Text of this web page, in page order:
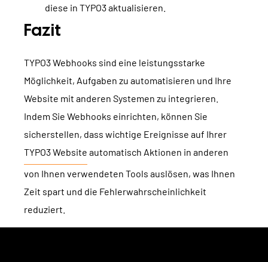
diese in TYPO3 aktualisieren.
Fazit
TYPO3 Webhooks sind eine leistungsstarke
Möglichkeit, Aufgaben zu automatisieren und Ihre
Website mit anderen Systemen zu integrieren.
Indem Sie Webhooks einrichten, können Sie
sicherstellen, dass wichtige Ereignisse auf Ihrer
TYPO3 Website automatisch Aktionen in anderen
von Ihnen verwendeten Tools auslösen, was Ihnen
Zeit spart und die Fehlerwahrscheinlichkeit
reduziert.